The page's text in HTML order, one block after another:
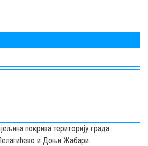
покрива територију града
и Доњи Жабари.